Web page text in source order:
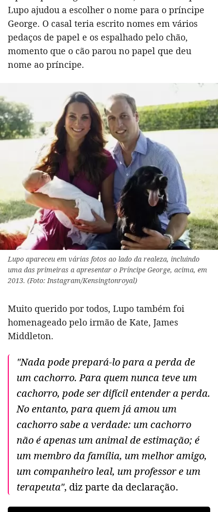
Lupo ajudou a escolher o nome para o príncipe
George. O casal teria escrito nomes em vários
pedaços de papel e os espalhado pelo chão,
momento que o cão parou no papel que deu
nome ao príncipe.
Lupo apareceu em várias fotos ao lado da realeza, incluindo
uma das primeiras a apresentar o Príncipe George, acima, em
2013. (Foto: Instagram/Kensingtonroyal)
Muito querido por todos, Lupo também foi
homenageado pelo irmão de Kate, James
Middleton.
"Nada pode prepará-lo para a perda de
um cachorro. Para quem nunca teve um
cachorro, pode ser difícil entender a perda.
No entanto, para quem já amou um
cachorro sabe a verdade: um cachorro
não é apenas um animal de estimação; é
um membro da família, um melhor amigo,
um companheiro leal, um professor e um
terapeuta", diz parte da declaração.